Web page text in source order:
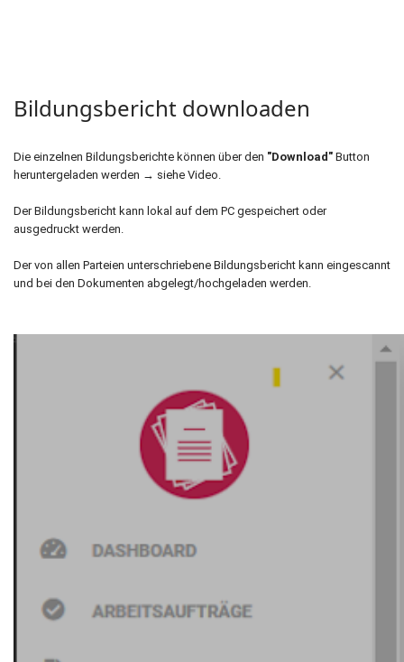
Bildungsbericht downloaden
Die einzelnen Bildungsberichte können über den "Download" Button
heruntergeladen werden → siehe Video.
Der Bildungsbericht kann lokal auf dem PC gespeichert oder
ausgedruckt werden.
Der von allen Parteien unterschriebene Bildungsbericht kann eingescannt
und bei den Dokumenten abgelegt/hochgeladen werden.